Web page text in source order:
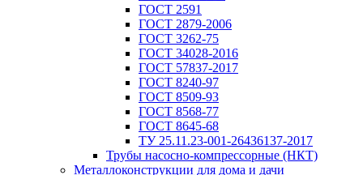
ГОСТ 2591
ГОСТ 2879-2006
ГОСТ 3262-75
ГОСТ 34028-2016
ГОСТ 57837-2017
ГОСТ 8240-97
ГОСТ 8509-93
ГОСТ 8568-77
ГОСТ 8645-68
ТУ 25.11.23-001-26436137-2017
Трубы насосно-компрессорные (НКТ)
Металлоконструкции для дома и дачи